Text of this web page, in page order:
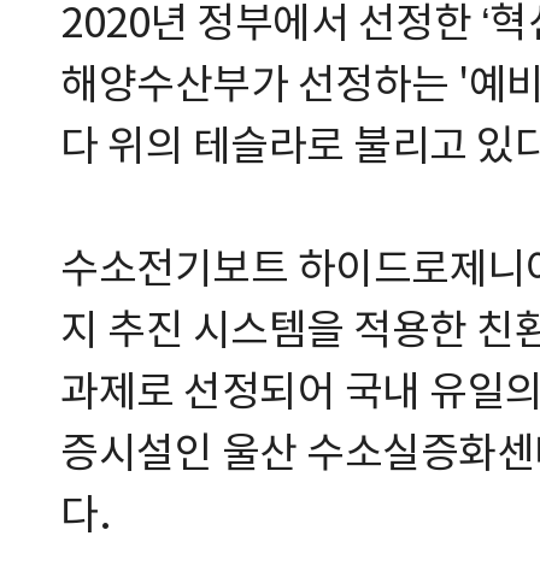
2020년 정부에서 선정한 ‘
해양수산부가 선정하는 '예
다 위의 테슬라로 불리고 있
수소전기보트 하이드로제니
지 추진 시스템을 적용한 친
과제로 선정되어 국내 유일
증시설인 울산 수소실증화
다.